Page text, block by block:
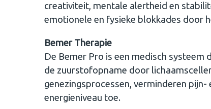
creativiteit, mentale alertheid en
emotionele en fysieke blokkades door
Bemer Therapie
De Bemer Pro is een medisch
de zuurstofopname door
genezingsprocessen, verminderen
energieniveau toe.